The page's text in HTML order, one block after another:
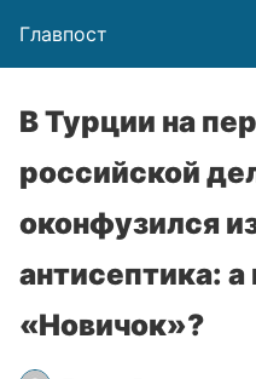
Главпост
В Турции на
российской
оконфузился
антисептика: а
«Новичок»?